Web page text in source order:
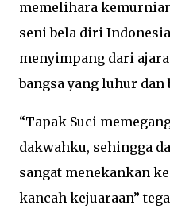
memelihara
seni bela diri
menyimpang dari
bangsa yang luhur dan
“Tapak Suci
dakwahku, sehingga
sangat menekankan
kancah kejuaraan”